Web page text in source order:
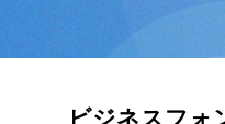
ビジネスフォ